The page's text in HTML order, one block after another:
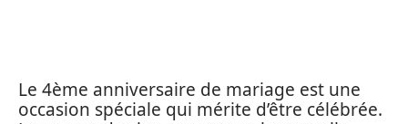
Le 4ème anniversaire de mariage est une
occasion spéciale qui mérite d’être célébrée.